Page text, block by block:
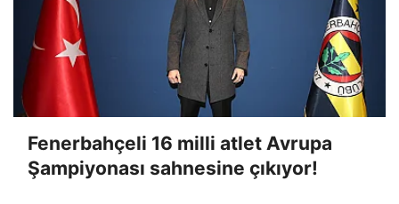
Fenerbahçeli 16 milli atlet Avrupa
Şampiyonası sahnesine çıkıyor!